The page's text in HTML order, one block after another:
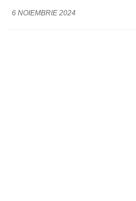
6 NOIEMBRIE 2024